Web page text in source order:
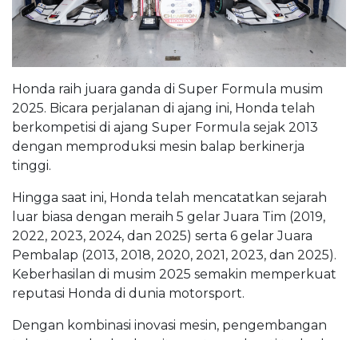
Honda raih juara ganda di Super Formula musim
2025. Bicara perjalanan di ajang ini, Honda telah
berkompetisi di ajang Super Formula sejak 2013
dengan memproduksi mesin balap berkinerja
tinggi.
Hingga saat ini, Honda telah mencatatkan sejarah
luar biasa dengan meraih 5 gelar Juara Tim (2019,
2022, 2023, 2024, dan 2025) serta 6 gelar Juara
Pembalap (2013, 2018, 2020, 2021, 2023, dan 2025).
Keberhasilan di musim 2025 semakin memperkuat
reputasi Honda di dunia motorsport.
Dengan kombinasi inovasi mesin, pengembangan